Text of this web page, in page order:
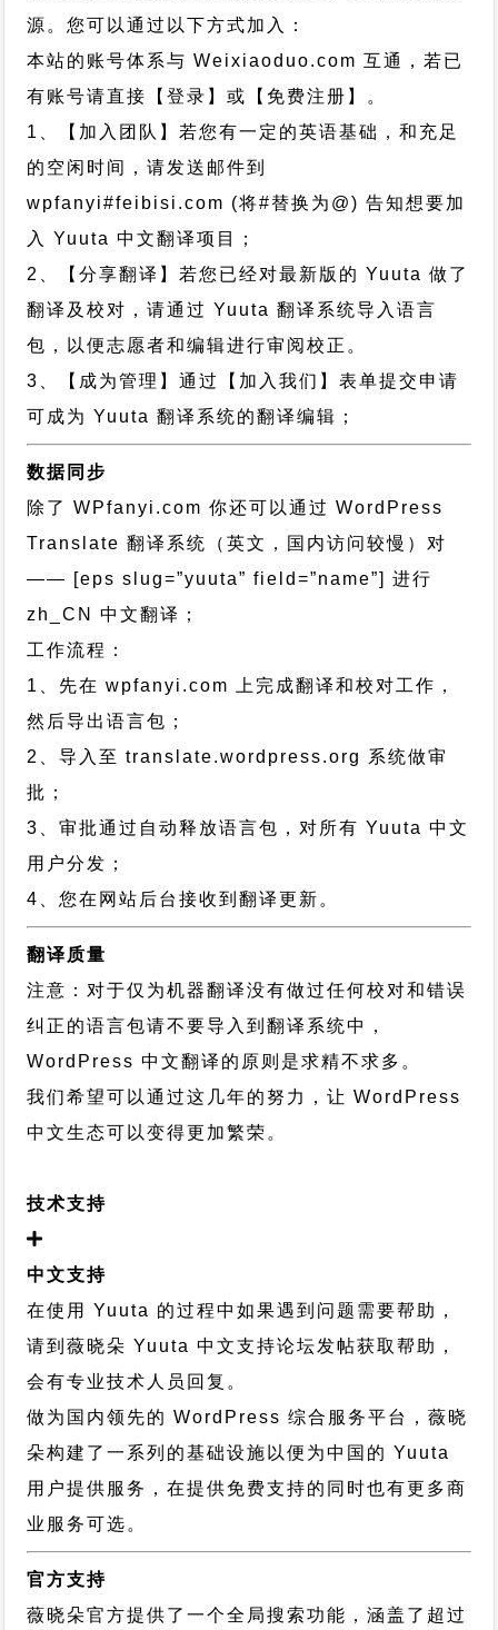
源。您可以通过以下方式加入：
本站的账号体系与Weixiaoduo.com 互通，若已
有账号请直接【登录】或【免费注册】。
1、【加入团队】若您有一定的英语基础，和充足
的空闲时间，请发送邮件到
wpfanyi#feibisi.com (将#替换为@) 告知想要加
入 Yuuta 中文翻译项目；
2、【分享翻译】若您已经对最新版的 Yuuta 做了
翻译及校对，请通过 Yuuta 翻译系统导入语言
包，以便志愿者和编辑进行审阅校正。
3、【成为管理】通过【加入我们】表单提交申请
可成为 Yuuta 翻译系统的翻译编辑；
数据同步
除了 WPfanyi.com 你还可以通过WordPress
Translate 翻译系统（英文，国内访问较慢）对
—— [eps slug=”yuuta” field=”name”]进行
zh_CN
中文翻译；
工作流程：
1、先在 wpfanyi.com 上完成翻译和校对工作，
然后导出语言包；
2、导入至 translate.wordpress.org 系统做审
批；
3、审批通过自动释放语言包，对所有 Yuuta 中文
用户分发；
4、您在网站后台接收到翻译更新。
翻译质量
注意：对于仅为机器翻译没有做过任何校对和错误
纠正的语言包请不要导入到翻译系统中，
WordPress 中文翻译的原则 是求精不求多。
我们希望可以通过这几年的努力，让 WordPress
中文生态可以变得更加繁荣。
技术支持
中文支持
在使用 Yuuta 的过程中如果遇到问题需要帮助，
请到薇晓朵 Yuuta 中文支持论坛发帖获取帮助，
会有专业技术人员回复。
做为国内领先的 WordPress 综合服务平台，薇晓
朵构建了一系列的基础设施以便为中国的 Yuuta
用户提供服务，在提供免费支持的同时也有更多商
业服务可选。
官方支持
薇晓朵官方提供了一个全局搜索功能，涵盖了超过